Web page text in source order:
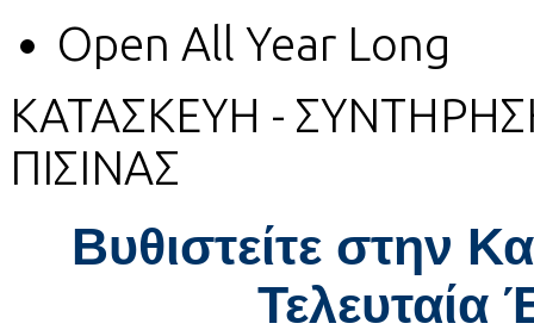
Open All Year Long
ΚΑΤΑΣΚΕΥΗ -
ΠΙΣΙΝΑΣ
Βυθιστείτε στην
Τελευταία